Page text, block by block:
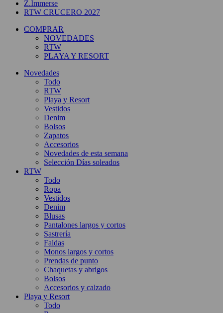
Z.Immerse
RTW CRUCERO 2027
COMPRAR
NOVEDADES
RTW
PLAYA Y RESORT
Novedades
Todo
RTW
Playa y Resort
Vestidos
Denim
Bolsos
Zapatos
Accesorios
Novedades de esta semana
Selección Días soleados
RTW
Todo
Ropa
Vestidos
Denim
Blusas
Pantalones largos y cortos
Sastrería
Faldas
Monos largos y cortos
Prendas de punto
Chaquetas y abrigos
Bolsos
Accesorios y calzado
Playa y Resort
Todo